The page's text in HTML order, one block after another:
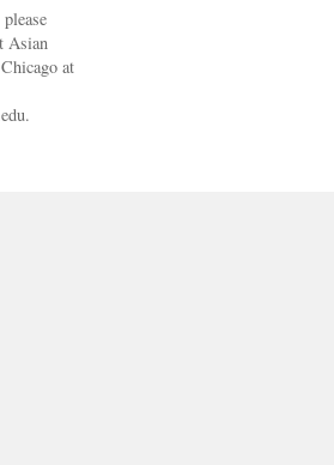
Asian
at